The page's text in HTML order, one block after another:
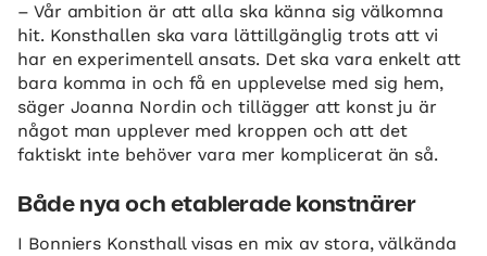
– Vår ambition är att alla ska känna sig välkomna
hit. Konsthallen ska vara lättillgänglig trots att vi
har en experimentell ansats. Det ska vara enkelt att
bara komma in och få en upplevelse med sig hem,
säger Joanna Nordin och tillägger att konst ju är
något man upplever med kroppen och att det
faktiskt inte behöver vara mer komplicerat än så.
Både nya och etablerade konstnärer
I Bonniers Konsthall visas en mix av stora, välkända